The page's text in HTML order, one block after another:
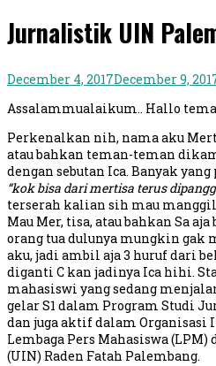
Jurnalistik UIN
December 4, 2017December 9,
Assalammualaikum.. Hallo
Perkenalkan nih, nama aku
atau bahkan teman-teman
dengan sebutan Ica. Banyak
“kok bisa dari mertisa terus
terserah kalian sih mau manggil
Mau Mer, tisa, atau bahkan Sa
orang tua dulunya mungkin gak
aku, jadi ambil aja 3 huruf dari
diganti C kan jadinya Ica hihi.
mahasiswi yang sedang
gelar S1 dalam Program Studi
dan juga aktif dalam Organisasi
Lembaga Pers Mahasiswa
(UIN) Raden Fatah Palembang.